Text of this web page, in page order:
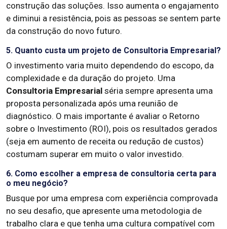
construção das soluções. Isso aumenta o engajamento
e diminui a resistência, pois as pessoas se sentem parte
da construção do novo futuro.
5. Quanto custa um projeto de Consultoria Empresarial?
O investimento varia muito dependendo do escopo, da
complexidade e da duração do projeto. Uma
Consultoria Empresarial séria sempre apresenta uma
proposta personalizada após uma reunião de
diagnóstico. O mais importante é avaliar o Retorno
sobre o Investimento (ROI), pois os resultados gerados
(seja em aumento de receita ou redução de custos)
costumam superar em muito o valor investido.
6. Como escolher a empresa de consultoria certa para
o meu negócio?
Busque por uma empresa com experiência comprovada
no seu desafio, que apresente uma metodologia de
trabalho clara e que tenha uma cultura compatível com